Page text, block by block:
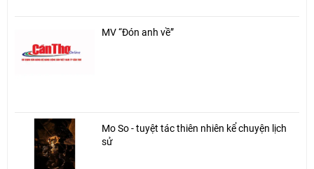
MV “Đón anh về”
Mo So - tuyệt tác thiên nhiên kể chuyện lịch
sử